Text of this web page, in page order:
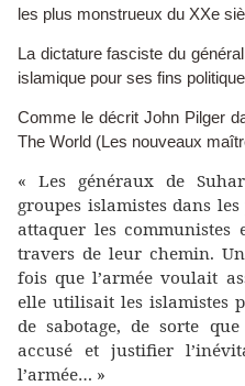
les plus monstrueux du XXe
La dictature fasciste du
islamique pour ses fins
Comme le décrit John Pilger
The World (Les nouveaux
« Les généraux de
groupes islamistes dans
attaquer les
travers de leur chemin.
fois que l’armée voulait
elle utilisait les islamistes
de sabotage, de sorte
accusé et justifier
l’armée… »